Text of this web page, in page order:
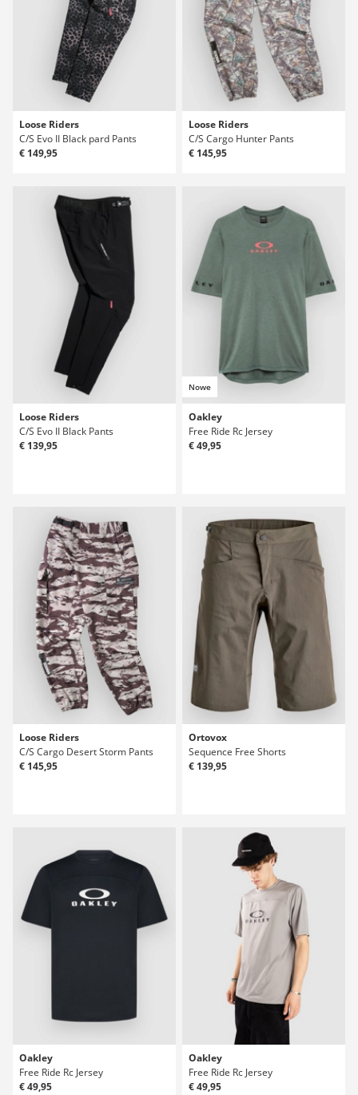
Loose Riders
C/S Evo II Black pard Pants
€ 149,95
Loose Riders
C/S Cargo Hunter Pants
€ 145,95
Loose Riders
C/S Evo II Black Pants
€ 139,95
Nowe
Oakley
Free Ride Rc Jersey
€ 49,95
Loose Riders
C/S Cargo Desert Storm Pants
€ 145,95
Ortovox
Sequence Free Shorts
€ 139,95
Oakley
Free Ride Rc Jersey
€ 49,95
Oakley
Free Ride Rc Jersey
€ 49,95